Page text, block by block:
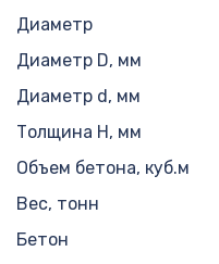
Диаметр
Диаметр D, мм
Диаметр d, мм
Толщина H, мм
Объем бетона, куб.м
Вес, тонн
Бетон